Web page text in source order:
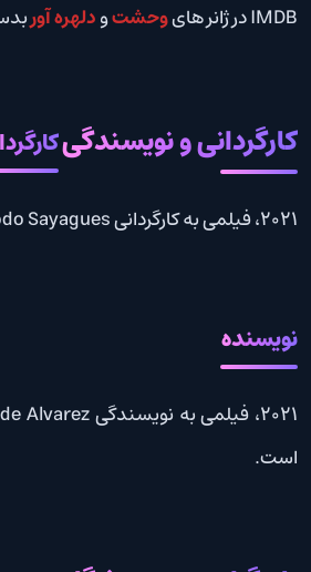
IMDB در ژانر های
وحشتودلهره آور
کارگردانی و نویسندگی
2021، فیلمی به کارگردانی Rodo Sayagues است.
نویسنده
است.